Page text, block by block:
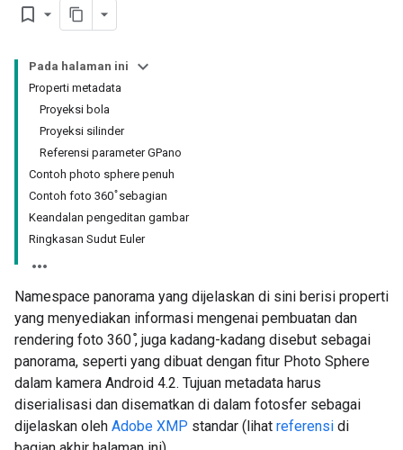
bookmark_border
Pada halaman ini
Properti metadata
Proyeksi bola
Proyeksi silinder
Referensi parameter GPano
Contoh photo sphere penuh
Contoh foto 360 ̊ sebagian
Keandalan pengeditan gambar
Ringkasan Sudut Euler
Namespace panorama yang dijelaskan di sini berisi properti
yang menyediakan informasi mengenai pembuatan dan
rendering foto 360 ̊, juga kadang-kadang disebut sebagai
panorama, seperti yang dibuat dengan fitur Photo Sphere
dalam kamera Android 4.2. Tujuan metadata harus
diserialisasi dan disematkan di dalam fotosfer sebagai
dijelaskan oleh Adobe XMP standar (lihat referensi di